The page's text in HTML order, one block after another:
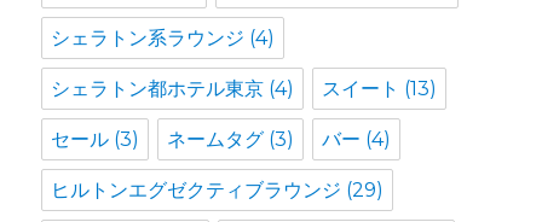
シェラトン系ラウンジ (4)
シェラトン都ホテル東京 (4) スイート (13)
セール (3) ネームタグ (3) バー (4)
ヒルトンエグゼクティブラウンジ (29)